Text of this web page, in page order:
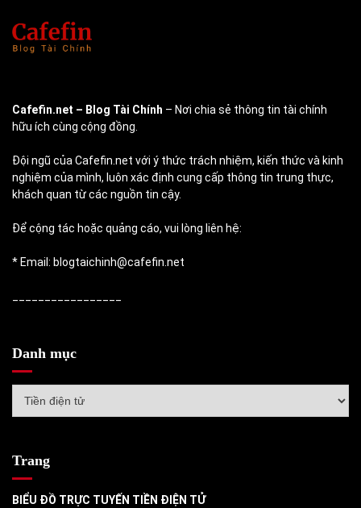
Cafefin.net – Blog Tài Chính – Nơi chia sẻ thông tin tài chính
hữu ích cùng cộng đồng.
Đội ngũ của Cafefin.net với ý thức trách nhiệm, kiến thức và kinh
nghiệm của mình, luôn xác định cung cấp thông tin trung thực,
khách quan từ các nguồn tin cậy.
Để cộng tác hoặc quảng cáo, vui lòng liên hệ:
* Email: blogtaichinh@cafefin.net
Danh mục
mục
Trang
BIỂU ĐỒ TRỰC TUYẾN TIỀN ĐIỆN TỬ